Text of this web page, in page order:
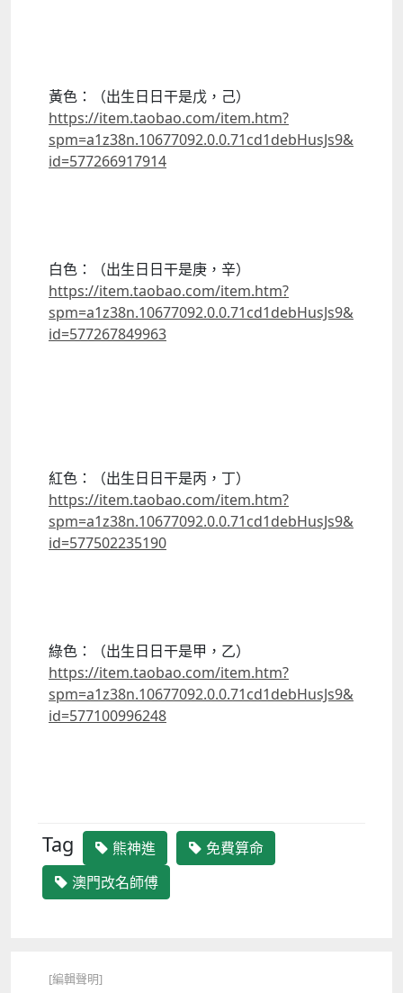
黃色：（出生日日干是戊，己）
https://item.taobao.com/item.htm?
spm=a1z38n.10677092.0.0.71cd1debHusJs9&
id=577266917914
白色：（出生日日干是庚，辛）
https://item.taobao.com/item.htm?
spm=a1z38n.10677092.0.0.71cd1debHusJs9&
id=577267849963
紅色：（出生日日干是丙，丁）
https://item.taobao.com/item.htm?
spm=a1z38n.10677092.0.0.71cd1debHusJs9&
id=577502235190
綠色：（出生日日干是甲，乙）
https://item.taobao.com/item.htm?
spm=a1z38n.10677092.0.0.71cd1debHusJs9&
id=577100996248
Tag 熊神進
免費算命
澳門改名師傅
[編輯聲明]